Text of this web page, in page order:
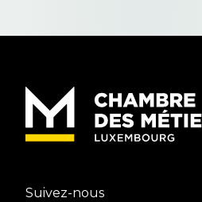
Suivez-nous